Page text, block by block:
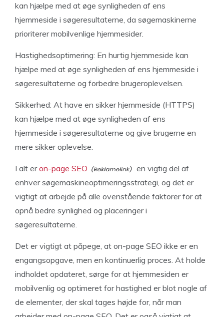
kan hjælpe med at øge synligheden af ens
hjemmeside i søgeresultaterne, da søgemaskinerne
prioriterer mobilvenlige hjemmesider.
Hastighedsoptimering: En hurtig hjemmeside kan
hjælpe med at øge synligheden af ens hjemmeside i
søgeresultaterne og forbedre brugeroplevelsen.
Sikkerhed: At have en sikker hjemmeside (HTTPS)
kan hjælpe med at øge synligheden af ens
hjemmeside i søgeresultaterne og give brugerne en
mere sikker oplevelse.
I alt eron-page SEO
en vigtig del af
enhver søgemaskineoptimeringsstrategi, og det er
vigtigt at arbejde på alle ovenstående faktorer for at
opnå bedre synlighed og placeringer i
søgeresultaterne.
Det er vigtigt at påpege, at on-page SEO ikke er en
engangsopgave, men en kontinuerlig proces. At holde
indholdet opdateret, sørge for at hjemmesiden er
mobilvenlig og optimeret for hastighed er blot nogle af
de elementer, der skal tages højde for, når man